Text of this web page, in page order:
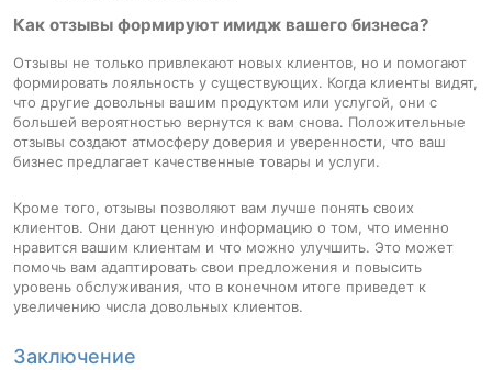
Как отзывы формируют имидж вашего бизнеса?
Отзывы не только привлекают новых клиентов, но и помогают
формировать лояльность у существующих. Когда клиенты видят,
что другие довольны вашим продуктом или услугой, они с
большей вероятностью вернутся к вам снова. Положительные
отзывы создают атмосферу доверия и уверенности, что ваш
бизнес предлагает качественные товары и услуги.
Кроме того, отзывы позволяют вам лучше понять своих
клиентов. Они дают ценную информацию о том, что именно
нравится вашим клиентам и что можно улучшить. Это может
помочь вам адаптировать свои предложения и повысить
уровень обслуживания, что в конечном итоге приведет к
увеличению числа довольных клиентов.
Заключение